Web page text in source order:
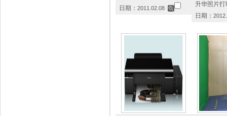
日期： 2011.02.08
升华照片
日期：